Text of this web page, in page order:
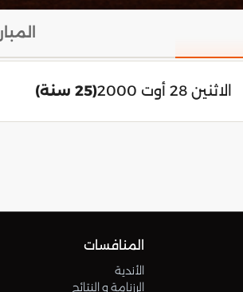
الاثنين 28 أوت 2000 (25 سنة)
المنافسات
الأندية
الرزنامة و النتائج